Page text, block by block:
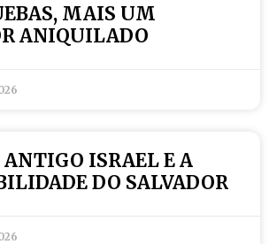
MAIS UM
ANIQUILADO
ISRAEL E A
DO SALVADOR